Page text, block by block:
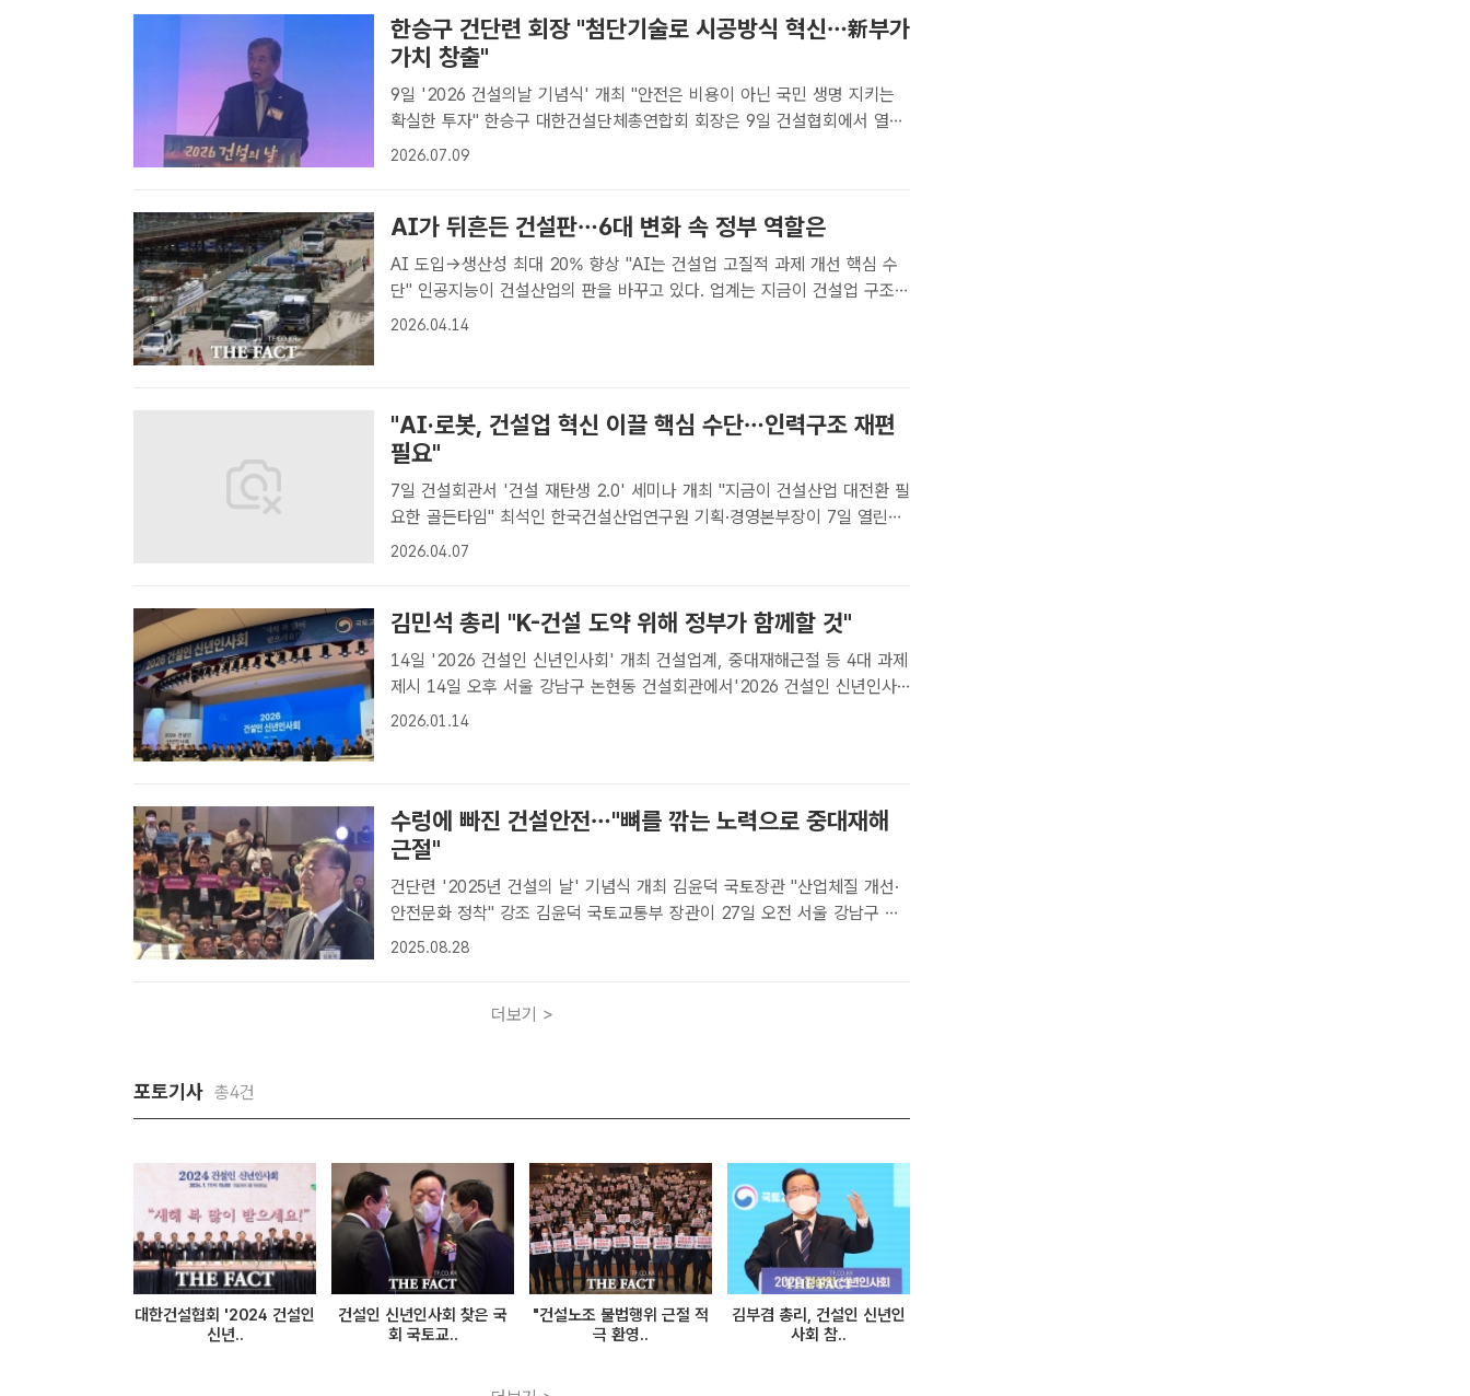
한승구 건단련 회장 "첨단기술로 시공방식 혁신…新부가
가치 창출"
9일 '2026 건설의날 기념식' 개최 "안전은 비용이 아닌 국민 생명 지키는
확실한 투자" 한승구 대한건설단체총연합회 회장은 9일 건설협회에서 열린
2026 건설의날 기념식'에서 '"첨단기술로 시공방식 혁신을 이뤄야 한다"고
2026.07.09
AI가 뒤흔든 건설판…6대 변화 속 정부 역할은
AI 도입→생산성 최대 20% 향상 "AI는 건설업 고질적 과제 개선 핵심 수
단" 인공지능이 건설산업의 판을 바꾸고 있다. 업계는 지금이 건설업 구조를
바꿀 수 있는 골든타임이라고 보고 있다. /뉴시스[더팩트｜이중삼 기자] 인
2026.04.14
"AI·로봇, 건설업 혁신 이끌 핵심 수단…인력구조 재편
필요"
7일 건설회관서 '건설 재탄생 2.0' 세미나 개최 "지금이 건설산업 대전환 필
요한 골든타임" 최석인 한국건설산업연구원 기획·경영본부장이 7일 열린
'건설 재탄생 2.0' 세미나에서 "건설업계에서 AI와 로봇을 적극적으로 도입
2026.04.07
김민석 총리 "K-건설 도약 위해 정부가 함께할 것"
14일 '2026 건설인 신년인사회' 개최 건설업계, 중대재해근절 등 4대 과제
제시 14일 오후 서울 강남구 논현동 건설회관에서'2026 건설인 신년인사
회'가 개최됐다. /공미나 기자[더팩트 | 공미나 기자] 김민석 국무총리가 "K-
2026.01.14
수렁에 빠진 건설안전…"뼈를 깎는 노력으로 중대재해
근절"
건단련 '2025년 건설의 날' 기념식 개최 김윤덕 국토장관 "산업체질 개선·
안전문화 정착" 강조 김윤덕 국토교통부 장관이 27일 오전 서울 강남구 건
설회관에서 열린 '2025 건설의 날' 기념식에 참석했다. /이중삼 기자[더팩
2025.08.28
더보기 >
포토기사 총4건
대한건설협회 '2024 건설인
신년..
건설인 신년인사회 찾은 국
회 국토교..
"건설노조 불법행위 근절 적
극 환영..
김부겸 총리, 건설인 신년인
사회 참..